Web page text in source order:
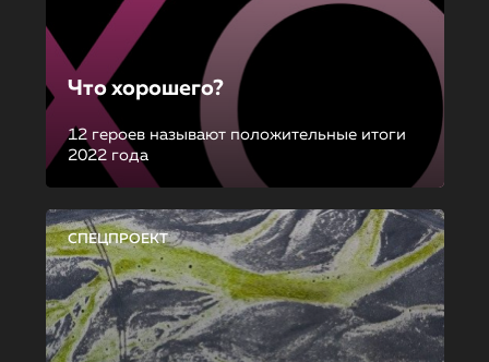
Что хорошего?
12 героев называют положительные итоги
2022 года
СПЕЦПРОЕКТ